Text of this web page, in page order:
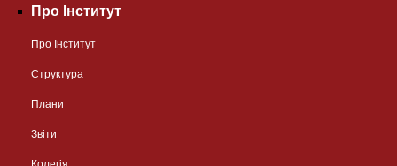
Про Інститут
Про Інститут
Структура
Плани
Звіти